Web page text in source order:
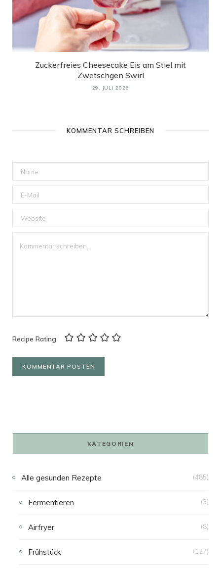
Zuckerfreies Cheesecake Eis am Stiel mit
Zwetschgen Swirl
29. JULI 2026
KOMMENTAR SCHREIBEN
Recipe Rating
KATEGORIEN
Alle gesunden Rezepte (485)
Fermentieren (3)
Airfryer (8)
Frühstück (127)